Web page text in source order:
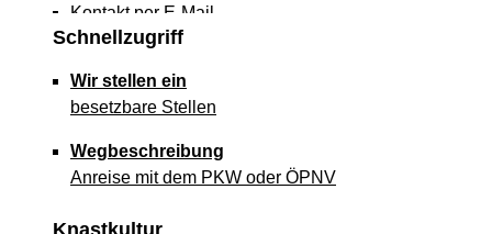
Kontakt per E-Mail
Schnellzugriff
Wir stellen ein
besetzbare Stellen
Wegbeschreibung
Anreise mit dem PKW oder ÖPNV
Knastkultur